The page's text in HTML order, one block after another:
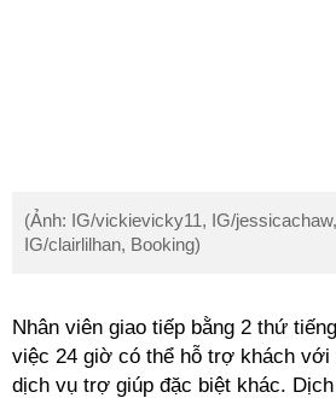
(Ảnh: IG/vickievicky11, IG/
IG/clairlilhan, Booking)
Nhân viên giao tiếp bằng 2 thứ
việc 24 giờ có thể hỗ trợ khách với
dịch vụ trợ giúp đặc biệt khác.